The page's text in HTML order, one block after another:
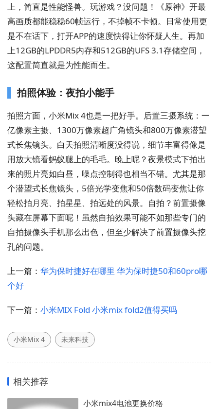
上，简直是性能怪兽。玩游戏？没问题！《原神》开最
高画质都能稳稳60帧运行，不掉帧不卡顿。日常使用更
是不在话下，打开APP的速度快得让你怀疑人生。再加
上12GB的LPDDR5内存和512GB的UFS 3.1存储空间，
这配置简直就是为性能而生。
拍照体验：夜拍小能手
拍照方面，小米Mix 4也是一把好手。后置三摄系统：一
亿像素主摄、1300万像素超广角镜头和800万像素潜望
式长焦镜头。白天拍照清晰度没得说，细节丰富得像是
用放大镜看蚂蚁腿上的毛毛。晚上呢？夜景模式下拍出
来的照片亮如白昼，噪点控制得也相当不错。尤其是那
个潜望式长焦镜头，5倍光学变焦和50倍数码变焦让你
轻松拍月亮、拍星星、拍远处的风景。自拍？前置摄像
头藏在屏幕下面呢！虽然自拍效果可能不如那些专门的
自拍摄像头手机那么出色，但至少解决了前置摄像头挖
孔的问题。
上一篇： 华为保时捷好在哪里 华为保时捷50和60pro哪
个好
下一篇： 小米MIX Fold 小米mix fold2值得买吗
小米Mix 4 未来科技
相关推荐
小米mix4电池更换价格